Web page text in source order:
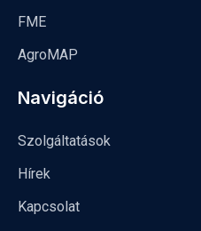
FME
AgroMAP
Navigáció
Szolgáltatások
Hírek
Kapcsolat